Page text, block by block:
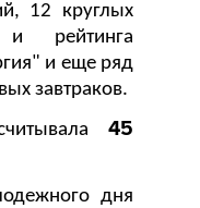
12 круглых
и рейтинга
и еще ряд
завтраков.
45
дня